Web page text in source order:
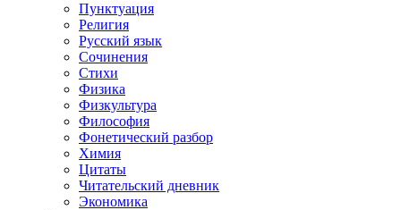
Пунктуация
Религия
Русский язык
Сочинения
Стихи
Физика
Физкультура
Философия
Фонетический разбор
Химия
Цитаты
Читательский дневник
Экономика